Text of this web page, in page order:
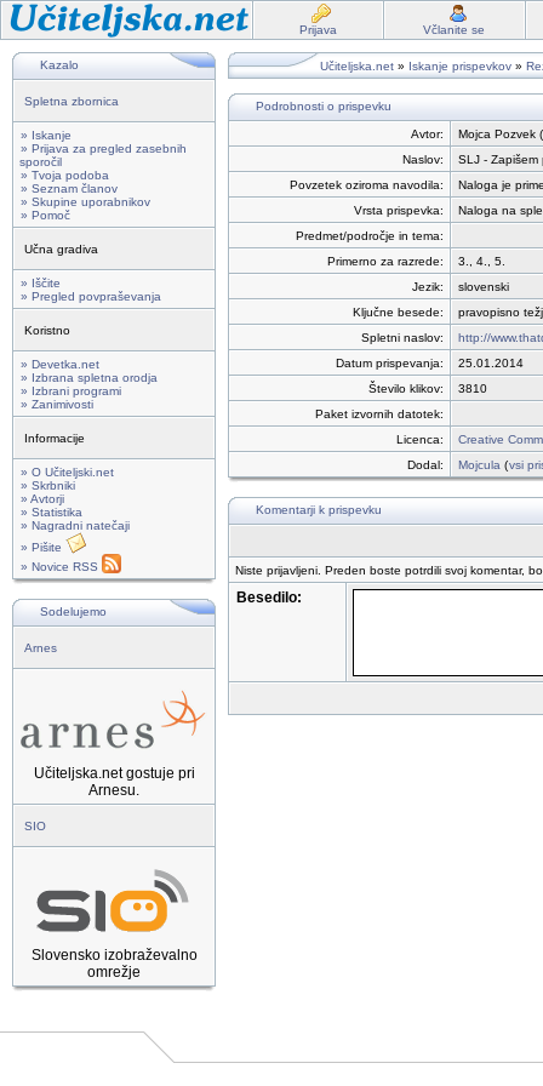
Prijava Včlanite se
Kazalo
Spletna zbornica
» Iskanje
» Prijava za pregled zasebnih
sporočil
» Tvoja podoba
» Seznam članov
» Skupine uporabnikov
» Pomoč
Učna gradiva
» Iščite
» Pregled povpraševanja
Koristno
» Devetka.net
» Izbrana spletna orodja
» Izbrani programi
» Zanimivosti
Informacije
» O Učiteljski.net
» Skrbniki
» Avtorji
» Statistika
» Nagradni natečaji
» Pišite
» Novice RSS
Sodelujemo
Arnes
Učiteljska.net gostuje pri
Arnesu.
SIO
Slovensko izobraževalno
omrežje
Učiteljska.net » Iskanje prispevkov »
Podrobnosti o prispevku
Avtor:
Mojca Pozvek (
Naslov:
SLJ - Zapišem
Povzetek oziroma navodila:
Naloga je
Vrsta prispevka:
Naloga na
Predmet/področje in tema:
Primerno za razrede:
3., 4., 5.
Jezik:
slovenski
Ključne besede:
pravopisno
Spletni naslov:
http://
Datum prispevanja:
25.01.2014
Število klikov:
3810
Paket izvornih datotek:
Licenca:
Creative
Dodal:
Mojcula (vsi
Komentarji k prispevku
Niste prijavljeni. Preden boste potrdili svoj komentar,
Besedilo: